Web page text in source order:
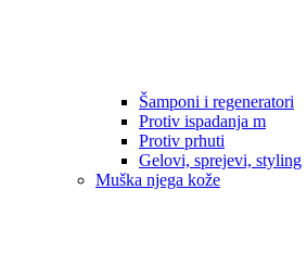
Šamponi i regeneratori
Protiv ispadanja m
Protiv prhuti
Gelovi, sprejevi, styling
Muška njega kože